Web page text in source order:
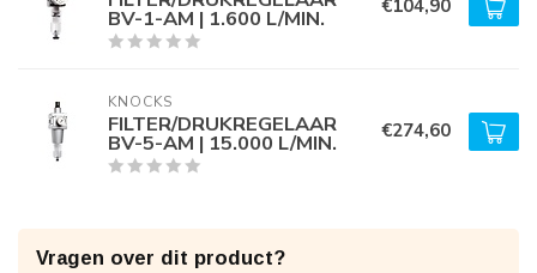
BV-1-AM | 1.600 L/MIN. €104,90
KNOCKS
FILTER/DRUKREGELAAR
BV-5-AM | 15.000 L/MIN. €274,60
Vragen over dit product?